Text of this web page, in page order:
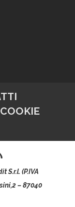
S.r.l. (P.IVA
– 87040